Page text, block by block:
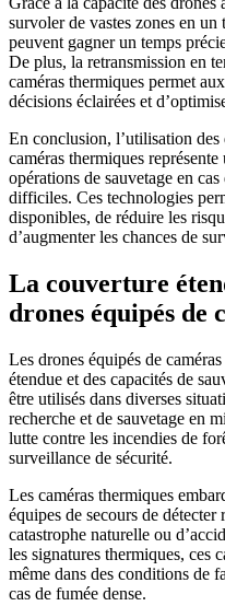
survoler de vastes zones en un
peuvent gagner un temps
De plus, la retransmission en
caméras thermiques permet
décisions éclairées et
En conclusion, l’utilisation des
caméras thermiques
opérations de sauvetage en
difficiles. Ces technologies
disponibles, de réduire les
d’augmenter les chances de
La couverture
drones équipés de
Les drones équipés de
étendue et des capacités de
être utilisés dans diverses
recherche et de sauvetage en
lutte contre les incendies de
surveillance de sécurité.
Les caméras thermiques
équipes de secours de
catastrophe naturelle ou
les signatures thermiques, ces
même dans des conditions de
cas de fumée dense.